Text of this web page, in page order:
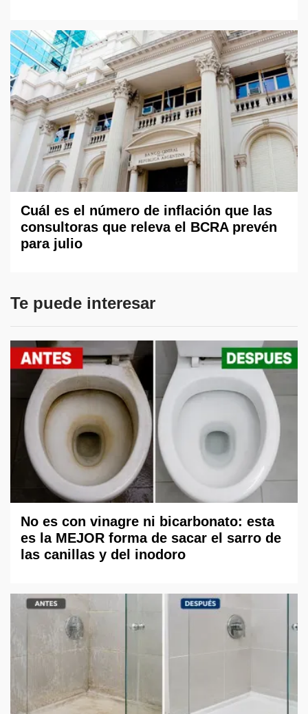
Cuál es el número de inflación que las
consultoras que releva el BCRA prevén
para julio
Te puede interesar
No es con vinagre ni bicarbonato: esta
es la MEJOR forma de sacar el sarro de
las canillas y del inodoro